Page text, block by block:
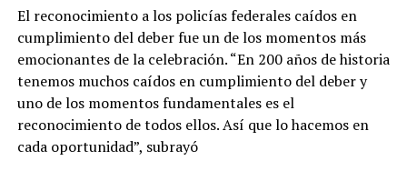
El reconocimiento a los policías federales caídos en
cumplimiento del deber fue un de los momentos más
emocionantes de la celebración. “En 200 años de historia
tenemos muchos caídos en cumplimiento del deber y
uno de los momentos fundamentales es el
reconocimiento de todos ellos. Así que lo hacemos en
cada oportunidad”, subrayó